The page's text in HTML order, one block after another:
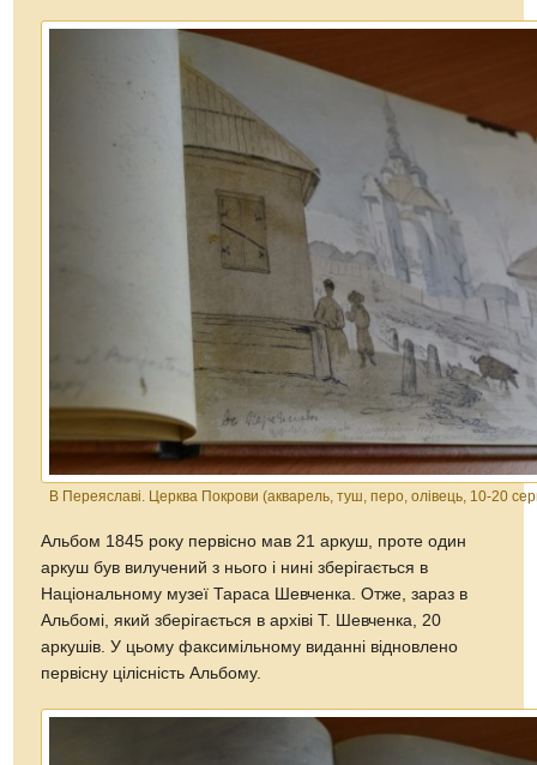
В Переяславі. Церква Покрови (акварель, туш, перо, олівець, 10-20
Альбом 1845 року первісно мав 21 аркуш, проте один
аркуш був вилучений з нього і нині зберігається в
Національному музеї Тараса Шевченка. Отже, зараз в
Альбомі, який зберігається в архіві Т. Шевченка, 20
аркушів. У цьому факсимільному виданні відновлено
первісну цілісність Альбому.